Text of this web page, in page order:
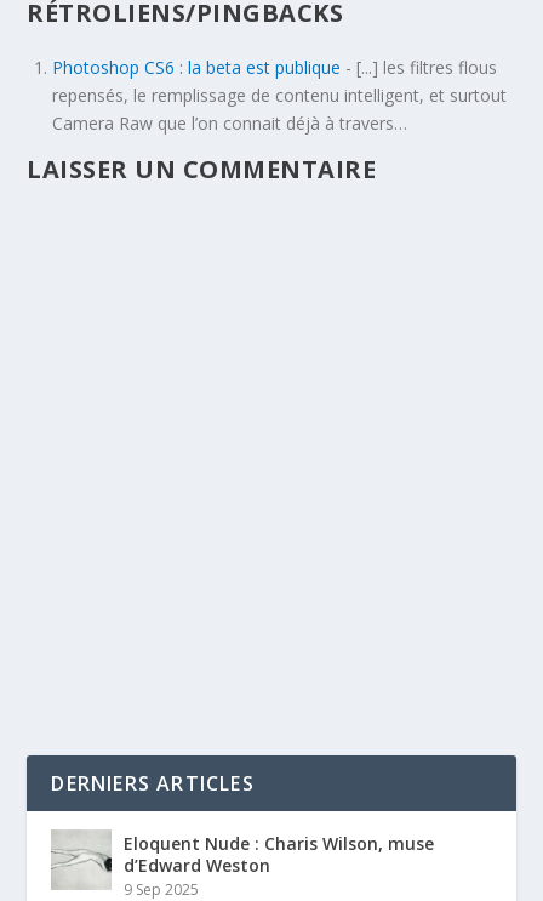
RÉTROLIENS/PINGBACKS
Photoshop CS6 : la beta est publique - [...] les filtres flous
repensés, le remplissage de contenu intelligent, et surtout
Camera Raw que l’on connait déjà à travers…
LAISSER UN COMMENTAIRE
DERNIERS ARTICLES
Eloquent Nude : Charis Wilson, muse
d’Edward Weston
9 Sep 2025